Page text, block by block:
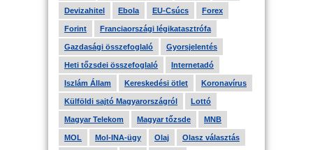
Devizahitel Ebola EU-Csúcs Forex
Forint Franciaországi légikatasztrófa
Gazdasági összefoglaló Gyorsjelentés
Heti tőzsdei összefoglaló Internetadó
Iszlám Állam Kereskedési ötlet Koronavírus
Külföldi sajtó Magyarországról Lottó
Magyar Telekom Magyar tőzsde MNB
MOL Mol-INA-ügy Olaj Olasz választás